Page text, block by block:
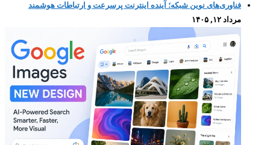
فناوری‌های نوین شبکه؛ آینده اینترنت پرسرعت و ارتباطات هوشمند
مرداد ۱۲, ۱۴۰۵